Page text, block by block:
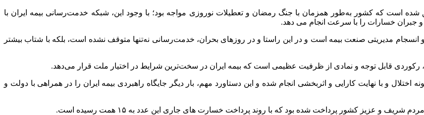
است که کشور به‌طور همزمان با جنگ رمضان و تعطیلات نوروزی مواجه بود؛ با وجود این، شبکه خدمت‌رسانی بیمه ایران با
و جبران خسارات را با سرعت انجام می دهد.
انسجام مدیریتی صنعت بیمه است و در این راستا و در روزهای بحران، خدمت‌رسانی نه‌تنها متوقف نشده است، بلکه با شتاب بیشتر
و با نهایت کارایی و اثربخشی انجام شده و این دستاورد مهم، بار دیگر جایگاه راهبردی بیمه ایران را در همراهی با دولت و